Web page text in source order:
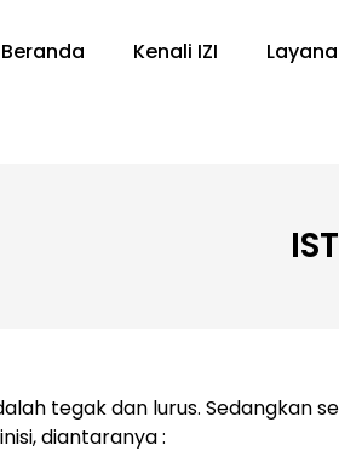
Beranda Kenali IZI
tegak dan lurus. Sedangkan
diantaranya :